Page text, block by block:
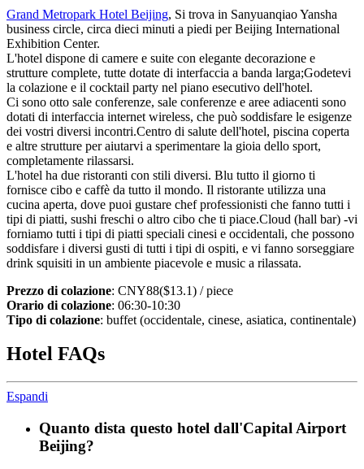
Grand Metropark Hotel Beijing, Si trova in Sanyuanqiao Yansha
business circle, circa dieci minuti a piedi per Beijing International
Exhibition Center.
L'hotel dispone di camere e suite con elegante decorazione e
strutture complete, tutte dotate di interfaccia a banda larga;Godetevi
la colazione e il cocktail party nel piano esecutivo dell'hotel.
Ci sono otto sale conferenze, sale conferenze e aree adiacenti sono
dotati di interfaccia internet wireless, che può soddisfare le esigenze
dei vostri diversi incontri.Centro di salute dell'hotel, piscina coperta
e altre strutture per aiutarvi a sperimentare la gioia dello sport,
completamente rilassarsi.
L'hotel ha due ristoranti con stili diversi. Blu tutto il giorno ti
fornisce cibo e caffè da tutto il mondo. Il ristorante utilizza una
cucina aperta, dove puoi gustare chef professionisti che fanno tutti i
tipi di piatti, sushi freschi o altro cibo che ti piace.Cloud (hall bar) -vi
forniamo tutti i tipi di piatti speciali cinesi e occidentali, che possono
soddisfare i diversi gusti di tutti i tipi di ospiti, e vi fanno sorseggiare
drink squisiti in un ambiente piacevole e music a rilassata.
Prezzo di colazione: CNY88($13.1) / piece
Orario di colazione: 06:30-10:30
Tipo di colazione: buffet (occidentale, cinese, asiatica, continentale)
Hotel FAQs
Espandi
Quanto dista questo hotel dall'Capital Airport
Beijing?